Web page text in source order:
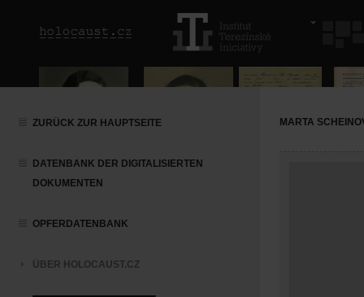
ZURÜCK ZUR HAUPTSEITE
DATENBANK DER DIGITALISIERTEN
DOKUMENTEN
OPFERDATENBANK
ÜBER HOLOCAUST.CZ
MARTA